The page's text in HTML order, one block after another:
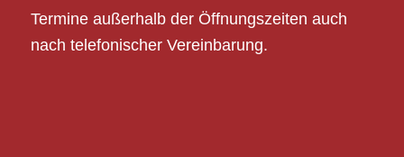
Termine außerhalb der Öffnungszeiten auch
nach telefonischer Vereinbarung.